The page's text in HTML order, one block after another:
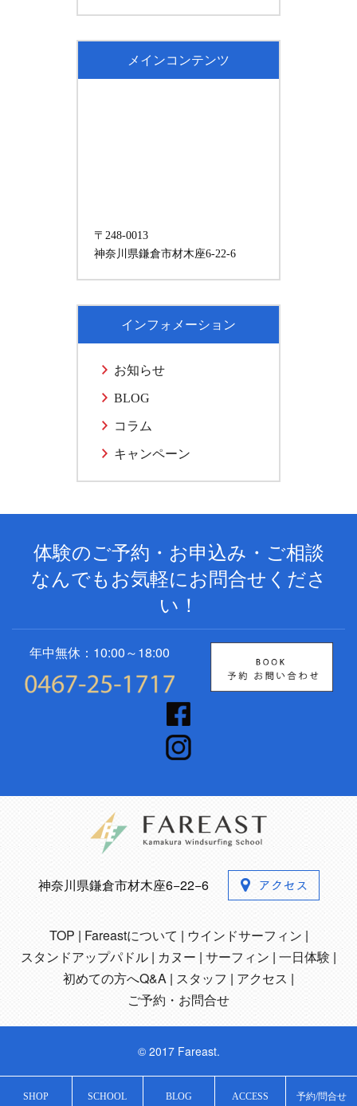
SHOP SCHOOL BLOG ACCESS 予約/問合せ
メインコンテンツ
〒248-0013
神奈川県鎌倉市材木座6-22-6
インフォメーション
お知らせ
BLOG
コラム
キャンペーン
体験のご予約・お申込み・ご相談
なんでもお気軽にお問合せくださ
い！
年中無休：10:00～18:00
神奈川県鎌倉市材木座6−22−6
TOP Fareastについて
ウインドサーフィン
スタンドアップパドル
カヌー サーフィン 一日体験
初めての方へQ&A
スタッフ
アクセス
ご予約・お問合せ
© 2017 Fareast.